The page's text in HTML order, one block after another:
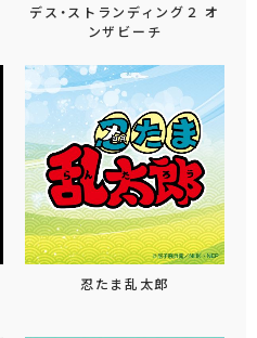
デス・ストランディング２ オ
ンザビーチ
忍たま乱太郎